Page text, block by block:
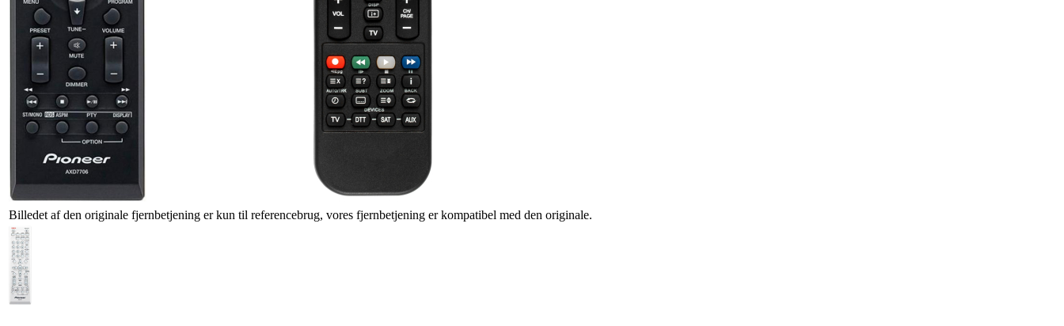
Billedet af den originale fjernbetjening er kun til referencebrug, vores fjernbetjening er kompatibel med den originale.